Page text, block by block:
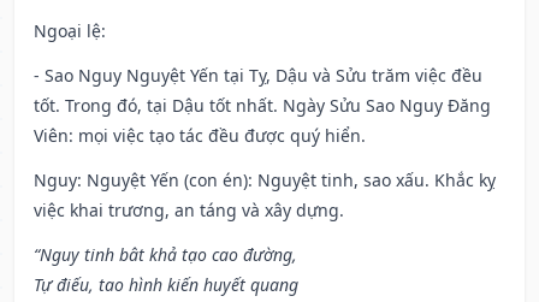
Ngoại lệ:
- Sao Nguy Nguyệt Yến tại Tỵ, Dậu và Sửu trăm việc đều
tốt. Trong đó, tại Dậu tốt nhất. Ngày Sửu Sao Nguy Đăng
Viên: mọi việc tạo tác đều được quý hiển.
Nguy: Nguyệt Yến (con én): Nguyệt tinh, sao xấu. Khắc kỵ
việc khai trương, an táng và xây dựng.
“Nguy tinh bât khả tạo cao đường,
Tự điếu, tao hình kiến huyết quang